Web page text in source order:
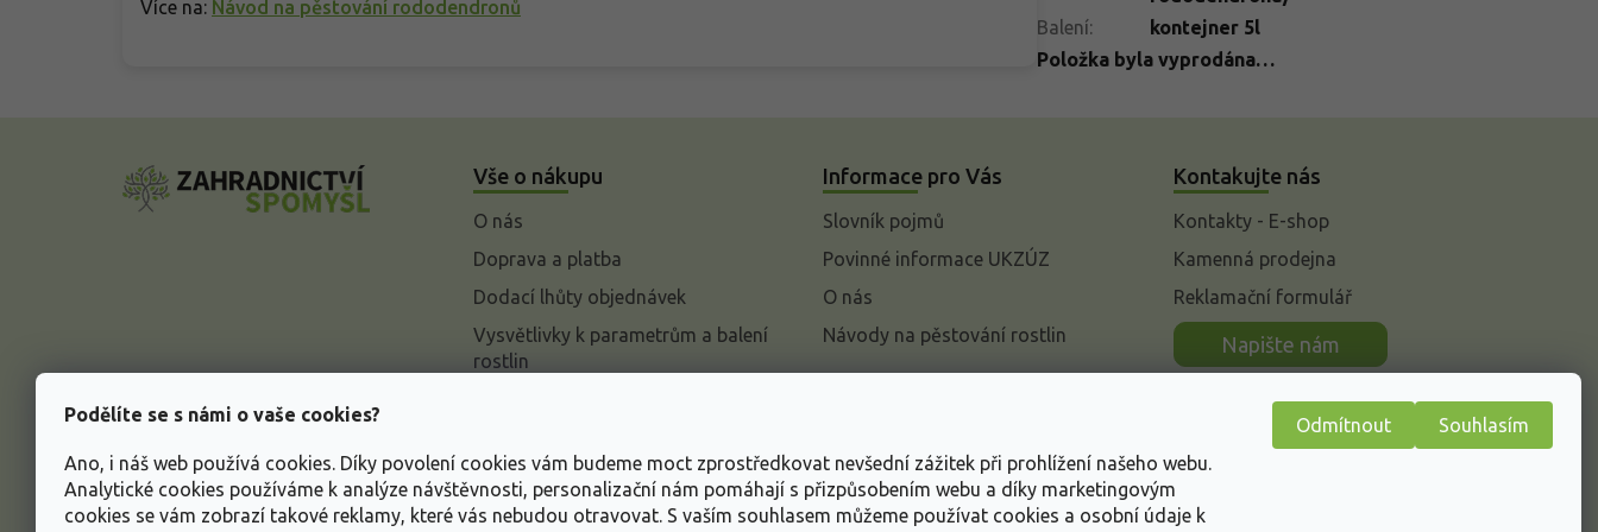
Podělíte se s námi o vaše cookies?
Ano, i náš web používá cookies. Díky povolení cookies vám budeme moct zprostředkovat nevšední zážitek při prohlížení našeho webu.
Analytické cookies používáme k analýze návštěvnosti, personalizační nám pomáhají s přizpůsobením webu a díky marketingovým
cookies se vám zobrazí takové reklamy, které vás nebudou otravovat. S vaším souhlasem můžeme používat cookies a osobní údaje k
Odmítnout Souhlasím
Více na: Návod na pěstování rododendronů
Balení:
kontejner 5l
Položka byla vyprodána…
Vše o nákupu
O nás
Doprava a platba
Dodací lhůty objednávek
Vysvětlivky k parametrům a balení
rostlin
Informace o ochraně osobních
údajů
Informace pro Vás
Slovník pojmů
Povinné informace UKZÚZ
O nás
Návody na pěstování rostlin
Kontakujte nás
Kontakty - E-shop
Kamenná prodejna
Reklamační formulář
Napište nám